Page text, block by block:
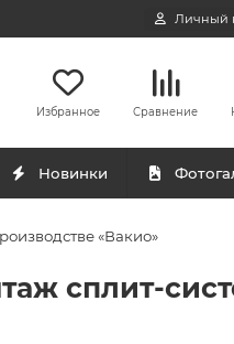
Личный
Избранное Сравнение
Новинки
«Вакио»
сплит-